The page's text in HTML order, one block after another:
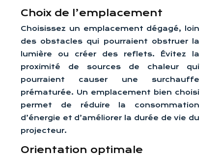
Choix de l’emplacement
Choisissez un emplacement dégagé, loin
des obstacles qui pourraient obstruer la
lumière ou créer des reflets. Évitez la
proximité de sources de chaleur qui
pourraient causer une surchauffe
prématurée. Un emplacement bien choisi
permet de réduire la consommation
d’énergie et d’améliorer la durée de vie du
projecteur.
Orientation optimale